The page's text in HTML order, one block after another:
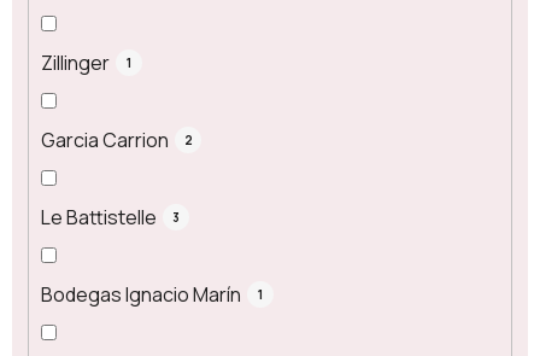
Zillinger 1
Garcia Carrion 2
Le Battistelle 3
Bodegas Ignacio Marín 1